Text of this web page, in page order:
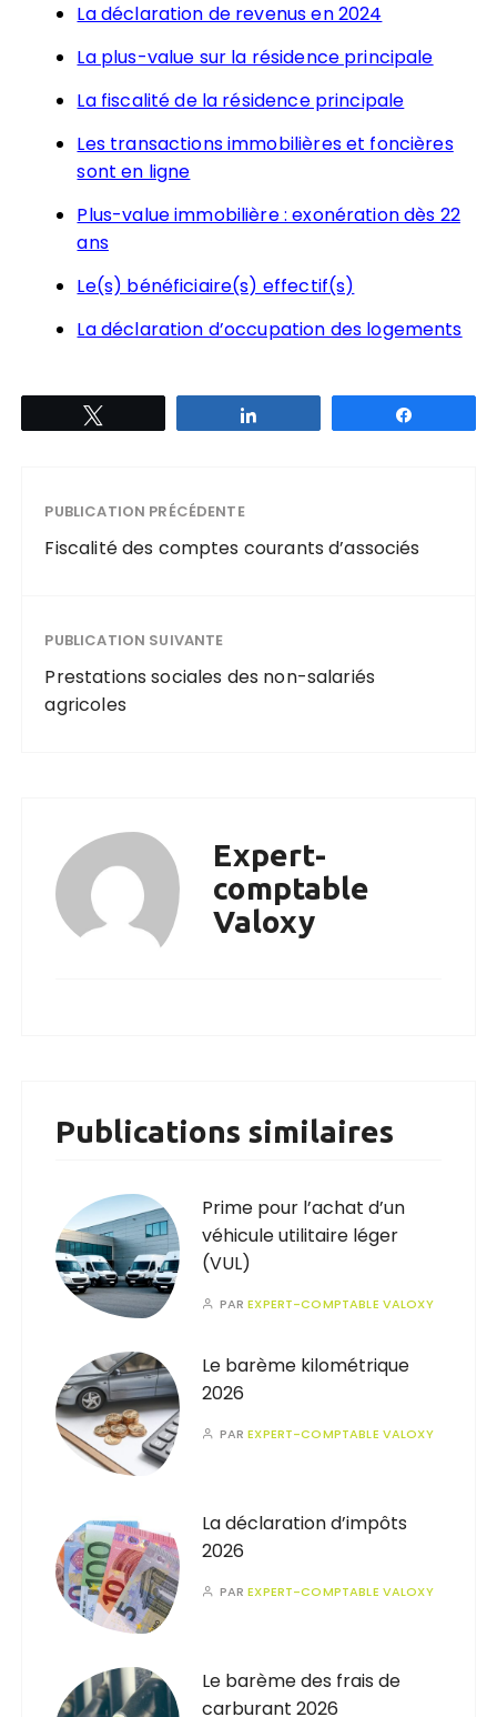
La déclaration de revenus en 2024
La plus-value sur la résidence principale
La fiscalité de la résidence principale
Les transactions immobilières et foncières
sont en ligne
Plus-value immobilière : exonération dès 22
ans
Le(s) bénéficiaire(s) effectif(s)
La déclaration d’occupation des logements
PUBLICATION PRÉCÉDENTE
Fiscalité des comptes courants d’associés
PUBLICATION SUIVANTE
Prestations sociales des non-salariés
agricoles
Expert-
comptable
Valoxy
Publications similaires
Prime pour l’achat d’un
véhicule utilitaire léger
(VUL)
PAREXPERT-COMPTABLE VALOXY
Le barème kilométrique
2026
PAREXPERT-COMPTABLE VALOXY
La déclaration d’impôts
2026
PAREXPERT-COMPTABLE VALOXY
Le barème des frais de
carburant 2026